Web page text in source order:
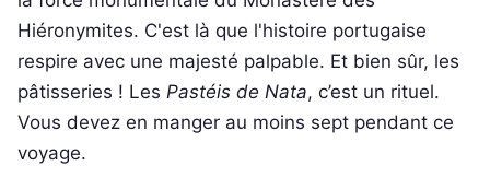
Hiéronymites. C'est là que l'histoire portugaise
respire avec une majesté palpable. Et bien sûr, les
pâtisseries ! Les Pastéis de Nata, c’est un rituel.
Vous devez en manger au moins sept pendant ce
voyage.